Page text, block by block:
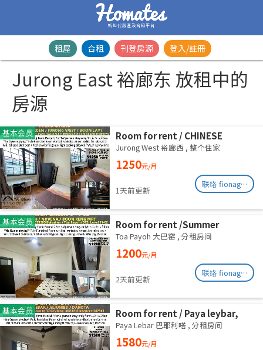
新世代房產及合租平台
租屋 合租 刊登房源 登入/註冊
Jurong East 裕廊东 放租中的
房源
基本会员
Room for rent / CHINESE
GARDEN / JURONG WEST /
Common room / 1-2 pax stay /
Available Immediately
Jurong West 裕廊西 , 整个住家
1250元/月
1天前更新
联络 fionag@transinex.com.sg
基本会员
Room for rent /Summer
Green/Common room/1
pax/Available Immediately
Toa Payoh 大巴窑 , 分租房间
1200元/月
2天前更新
联络 fionag@transinex.com.sg
基本会员
Room for rent / Paya leybar,
Dakota / Master room / 1pax
stay / Available 2 Sept
Paya Lebar 巴耶利嗒 , 分租房间
1580元/月